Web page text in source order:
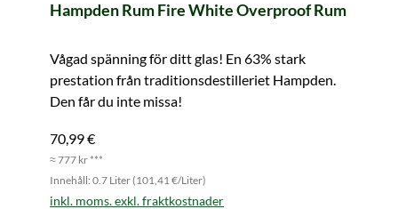
Hampden Rum Fire White Overproof Rum
Vågad spänning för ditt glas! En 63% stark
prestation från traditionsdestilleriet Hampden.
Den får du inte missa!
70,99 €
≈ 777 kr ***
Innehåll: 0.7 Liter (101,41 €/Liter)
inkl. moms. exkl. fraktkostnader